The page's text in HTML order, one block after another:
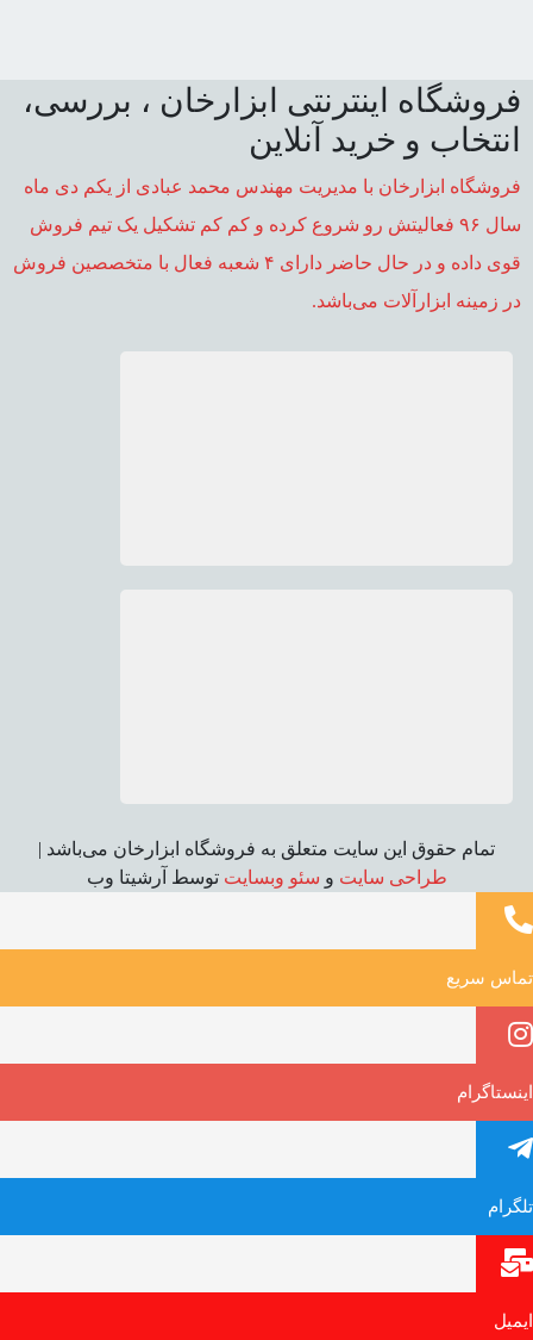
فروشگاه اینترنتی ابزارخان ، بررسی،
انتخاب و خرید آنلاین
فروشگاه ابزارخان با مدیریت مهندس محمد عبادی از یکم دی ماه
سال ۹۶ فعالیتش رو شروع کرده و کم کم تشکیل یک تیم فروش
قوی داده و در حال حاضر دارای ۴ شعبه فعال با متخصصین فروش
در زمینه ابزارآلات می‌باشد.
تمام حقوق این سایت متعلق به فروشگاه ابزارخان می‌باشد |
طراحی سایت و سئو وبسایت توسط آرشیتا وب
تماس سریع
اینستاگرام
تلگرام
ایمیل